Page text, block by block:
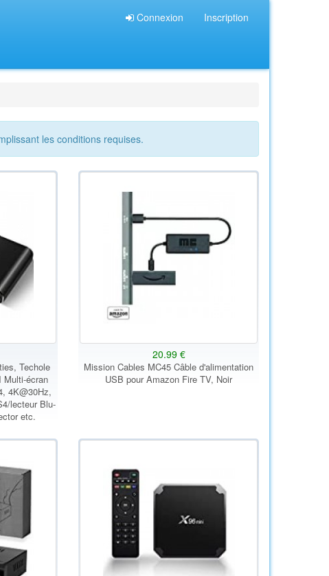
Connexion Inscription
les conditions requises.
Techole
Multi-écran
4K@30Hz,
lecteur Blu-
etc.
20.99 €
Mission Cables MC45 Câble d'alimentation
USB pour Amazon Fire TV, Noir